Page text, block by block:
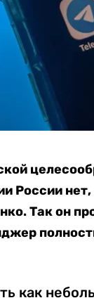
России нет,
Так он
как